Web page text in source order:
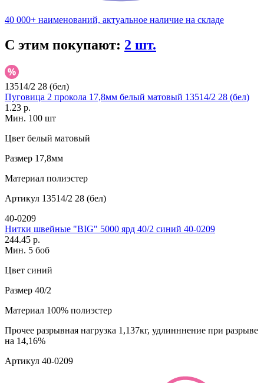
40 000+ наименований, актуальное наличие на складе
С этим покупают: 2 шт.
13514/2 28 (бел)
Пуговица 2 прокола 17,8мм белый матовый 13514/2 28 (бел)
1.23 р.
Мин. 100 шт
Цвет белый матовый
Размер 17,8мм
Материал полиэстер
Артикул 13514/2 28 (бел)
40-0209
Нитки швейные "BIG" 5000 ярд 40/2 синий 40-0209
244.45 р.
Мин. 5 боб
Цвет синий
Размер 40/2
Материал 100% полиэстер
Прочее разрывная нагрузка 1,137кг, удлинннение при разрыве
на 14,16%
Артикул 40-0209